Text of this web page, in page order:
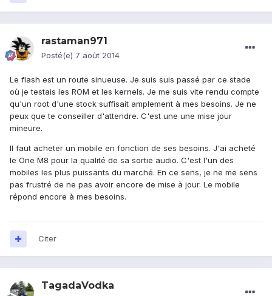
rastaman971
Posté(e) 7 août 2014
Le flash est un route sinueuse. Je suis suis passé par ce stade
où je testais les ROM et les kernels. Je me suis vite rendu compte
qu'un root d'une stock suffisait amplement à mes besoins. Je ne
peux que te conseiller d'attendre. C'est une une mise jour
mineure.
Il faut acheter un mobile en fonction de ses besoins. J'ai acheté
le One M8 pour la qualité de sa sortie audio. C'est l'un des
mobiles les plus puissants du marché. En ce sens, je ne me sens
pas frustré de ne pas avoir encore de mise à jour. Le mobile
répond encore à mes besoins.
Citer
TagadaVodka